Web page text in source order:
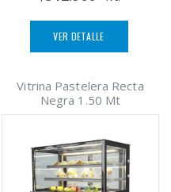
VER DETALLE
Vitrina Pastelera Recta
Negra 1.50 Mt